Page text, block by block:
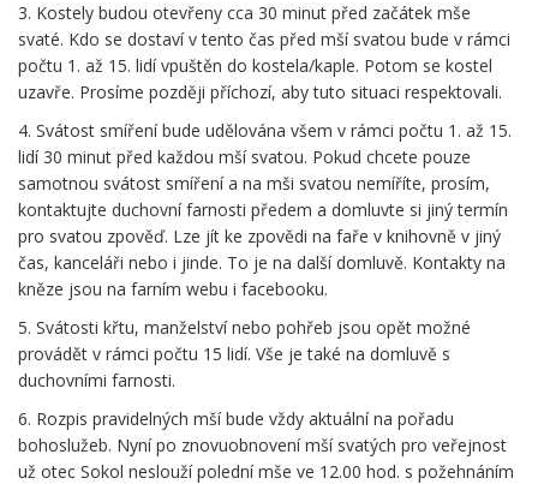
3. Kostely budou otevřeny cca 30 minut před začátek mše
svaté. Kdo se dostaví v tento čas před mší svatou bude v rámci
počtu 1. až 15. lidí vpuštěn do kostela/kaple. Potom se kostel
uzavře. Prosíme později příchozí, aby tuto situaci respektovali.
4. Svátost smíření bude udělována všem v rámci počtu 1. až 15.
lidí 30 minut před každou mší svatou. Pokud chcete pouze
samotnou svátost smíření a na mši svatou nemíříte, prosím,
kontaktujte duchovní farnosti předem a domluvte si jiný termín
pro svatou zpověď. Lze jít ke zpovědi na faře v knihovně v jiný
čas, kanceláři nebo i jinde. To je na další domluvě. Kontakty na
kněze jsou na farním webu i facebooku.
5. Svátosti křtu, manželství nebo pohřeb jsou opět možné
provádět v rámci počtu 15 lidí. Vše je také na domluvě s
duchovními farnosti.
6. Rozpis pravidelných mší bude vždy aktuální na pořadu
bohoslužeb. Nyní po znovuobnovení mší svatých pro veřejnost
už otec Sokol neslouží polední mše ve 12.00 hod. s požehnáním